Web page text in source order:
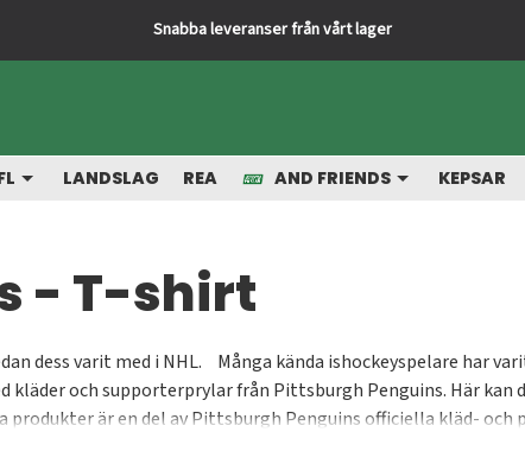
Snabba leveranser från vårt lager
LANDSLAG REA AND FRIENDS KEPSAR
- T-shirt
dess varit med i NHL. Många kända ishockeyspelare har
kläder och supporterprylar från Pittsburgh Penguins. Här
är en del av Pittsburgh Penguins officiella kläd- och